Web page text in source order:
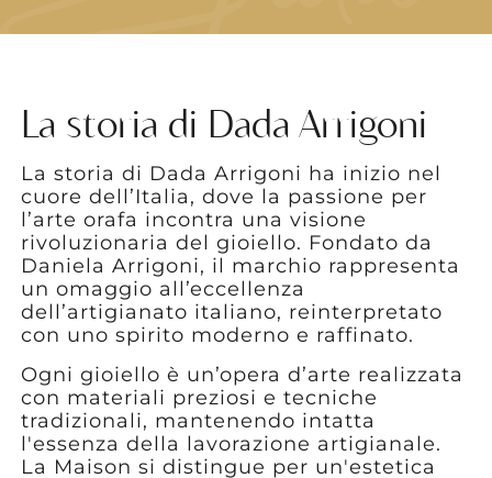
La storia di Dada Arrigoni
La storia di Dada Arrigoni ha inizio nel
cuore dell’Italia, dove la passione per
l’arte orafa incontra una visione
rivoluzionaria del gioiello. Fondato da
Daniela Arrigoni, il marchio rappresenta
un omaggio all’eccellenza
dell’artigianato italiano, reinterpretato
con uno spirito moderno e raffinato.
Ogni gioiello è un’opera d’arte realizzata
con materiali preziosi e tecniche
tradizionali, mantenendo intatta
l'essenza della lavorazione artigianale.
La Maison si distingue per un'estetica